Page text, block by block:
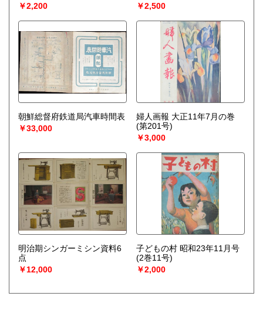
￥2,200
￥2,500
朝鮮総督府鉄道局汽車時間表
￥33,000
婦人画報 大正11年7月の巻
(第201号)
￥3,000
明治期シンガーミシン資料6
点
￥12,000
子どもの村 昭和23年11月号
(2巻11号)
￥2,000